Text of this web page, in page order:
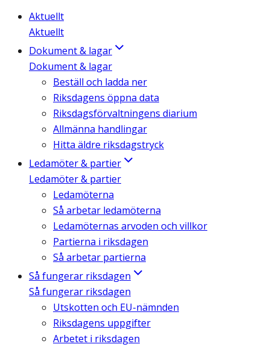
Aktuellt
Aktuellt
Dokument & lagar
Dokument & lagar
Beställ och ladda ner
Riksdagens öppna data
Riksdagsförvaltningens diarium
Allmänna handlingar
Hitta äldre riksdagstryck
Ledamöter & partier
Ledamöter & partier
Ledamöterna
Så arbetar ledamöterna
Ledamöternas arvoden och villkor
Partierna i riksdagen
Så arbetar partierna
Så fungerar riksdagen
Så fungerar riksdagen
Utskotten och EU-nämnden
Riksdagens uppgifter
Arbetet i riksdagen